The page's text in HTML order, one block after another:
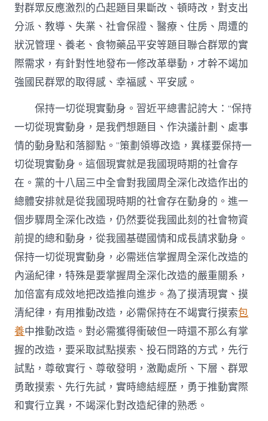
對群眾反應激烈的凸起題目果斷改、頓時改，對支出
分派、教導、失業、社會保證、醫療、住房、周遭的
狀況管理、養老、食物藥品平安等題目聯合群眾的實
際需求，有針對性地發布一修改革舉動，才幹不竭加
強國民群眾的取得感、幸福感、平安感。
保持一切從現實動身。習近平總書記誇大：“保持
一切從現實動身，是我們想題目、作決議計劃、處事
情的動身點和落腳點。”策劃領導改造，異樣要保持一
切從現實動身。這個現實就是我國現時期的社會存
在。黨的十八屆三中全會對我國周全深化改造作出的
總體安排就是從我國現時期的社會存在動身的。進一
個步驟周全深化改造，仍然要從我國此刻的社會物資
前提的總和動身，從我國基礎國情和成長請求動身。
保持一切從現實動身，必需迷信掌握周全深化改造的
內涵紀律，特殊是要掌握周全深化改造的嚴重關系，
加倍富有成效地把改造推向進步。為了摸清現實、摸
清紀律，有用推動改造，必需保持在不竭實行摸索包
養中推動改造。對必需獲得衝破但一時還不那么有掌
握的改造，要采取試點摸索、投石問路的方式，先行
試點，尊敬實行、尊敬發明，激勵處所、下層、群眾
勇敢摸索、先行先試，實時總結經歷，勇于推動實際
和實行立異，不竭深化對改造紀律的熟悉。